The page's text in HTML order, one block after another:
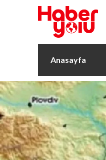
Anasayfa